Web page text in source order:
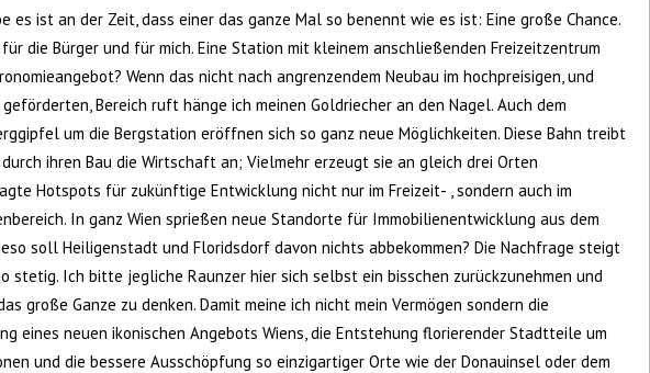
Configure
das
die
nicht
in
wo
7votes
es ist an der Zeit, dass einer das ganze Mal so benennt wie es ist: Eine große Chance.
für die Bürger und für mich. Eine Station mit kleinem anschließenden Freizeitzentrum
Wenn das nicht nach angrenzendem Neubau im hochpreisigen, und
Bereich ruft hänge ich meinen Goldriecher an den Nagel. Auch dem
um die Bergstation eröffnen sich so ganz neue Möglichkeiten. Diese Bahn treibt
ihren Bau die Wirtschaft an; Vielmehr erzeugt sie an gleich drei Orten
Hotspots für zukünftige Entwicklung nicht nur im Freizeit- , sondern auch im
In ganz Wien sprießen neue Standorte für Immobilienentwicklung aus dem
soll Heiligenstadt und Floridsdorf davon nichts abbekommen? Die Nachfrage steigt
stetig. Ich bitte jegliche Raunzer hier sich selbst ein bisschen zurückzunehmen und
große Ganze zu denken. Damit meine ich nicht mein Vermögen sondern die
eines neuen ikonischen Angebots Wiens, die Entstehung florierender Stadtteile um
und die bessere Ausschöpfung so einzigartiger Orte wie der Donauinsel oder dem